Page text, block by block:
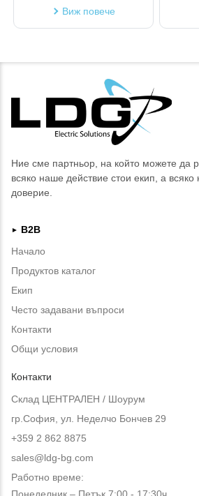
Виж повече
Ние сме партньор, на който можете да
всяко наше действие стои екип, а всяко
доверие.
►
B2B
Начало
Продуктов каталог
Екип
Често задавани въпроси
Контакти
Общи условия
Контакти
Склад ЦЕНТРАЛЕН / Шоурум
гр.София, ул. Неделчо Бончев 29
+359 2 862 8875
sales@ldg-bg.com
Работно време:
Понеделник – Петък 7:00 - 17:30ч.